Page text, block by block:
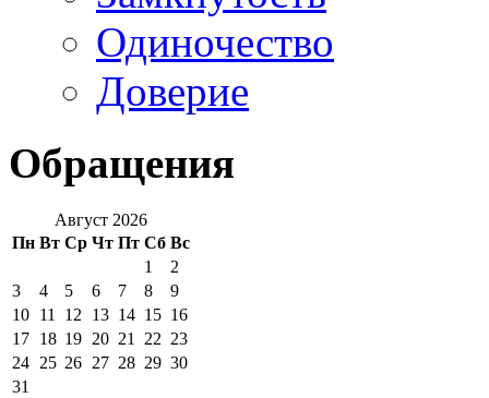
Одиночество
Доверие
Обращения
Август 2026
Пн Вт Ср Чт Пт Сб Вс
1
2
3
4 5 6 7 8
9
10 11 12 13 14 15 16
17 18 19 20 21 22 23
24 25 26 27 28 29 30
31